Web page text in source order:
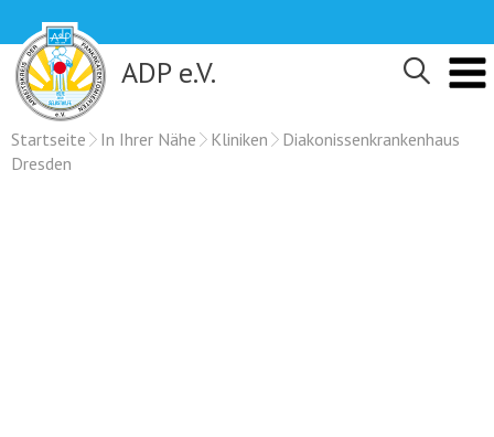
content
ADP e.V.
Startseite In Ihrer Nähe Kliniken
Diakonissenkrankenhaus
Dresden